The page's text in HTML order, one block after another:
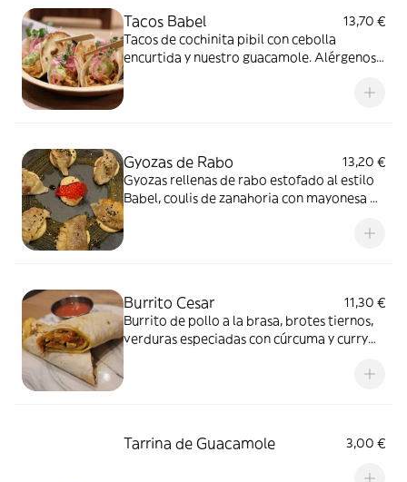
Tacos Babel
13,70 €
Tacos de cochinita pibil con cebolla
encurtida y nuestro guacamole. Alérgenos:
Gyozas de Rabo
13,20 €
Gyozas rellenas de rabo estofado al estilo
Babel, coulis de zanahoria con mayonesa de
Burrito Cesar
11,30 €
Burrito de pollo a la brasa, brotes tiernos,
verduras especiadas con cúrcuma y curry
Tarrina de Guacamole 3,00 €